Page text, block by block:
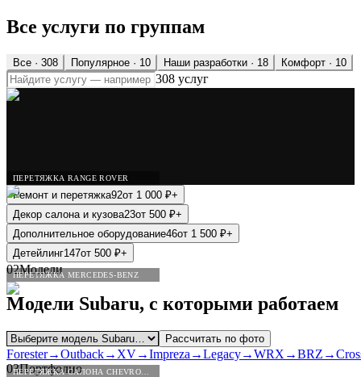
Все услуги по группам
Все · 308 Популярное · 10 Наши разработки · 18 Комфорт · 10
308 услуг
ПЕРЕТЯЖКА RANGE ROVER
ПЕРЕТЯЖКА MERCEDES-BENZ
Ремонт и перетяжка92от 1 000 ₽+
Декор салона и кузова23от 500 ₽+
Дополнительное оборудование46от 1 500 ₽+
Детейлинг147от 500 ₽+
02Модели
Модели Subaru, с которыми работаем
Рассчитать по фото
Forester→Outback→XV→Impreza→Legacy→WRX→BRZ →
03Портфолио